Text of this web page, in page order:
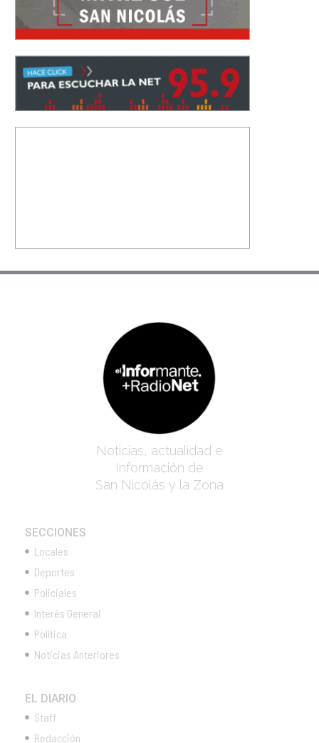
Noticias, actualidad e
Información de
San Nicolás y la Zona
SECCIONES
Locales
Deportes
Policiales
Interés General
Política
Noticias Anteriores
EL DIARIO
Staff
Redacción